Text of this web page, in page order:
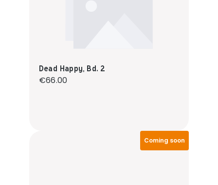
Dead Happy, Bd. 2
Regular price:
€66.00
Coming soon